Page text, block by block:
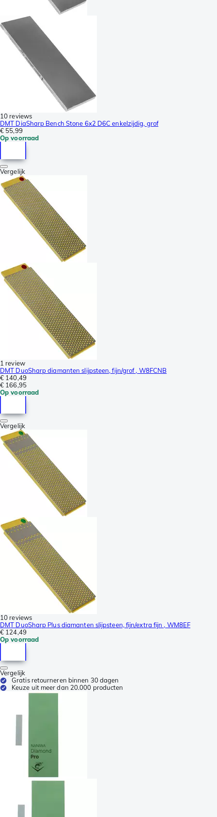
10 reviews
DMT DiaSharp Bench Stone 6x2 D6C enkelzijdig, grof
€ 55,99
Op voorraad
Vergelijk
1 review
DMT DuoSharp diamanten slijpsteen, fijn/grof , W8FCNB
€ 140,49
€ 166,95
Op voorraad
Vergelijk
10 reviews
DMT DuoSharp Plus diamanten slijpsteen, fijn/extra fijn , WM8EF
€ 124,49
Op voorraad
Vergelijk
Gratis retourneren binnen 30 dagen
Keuze uit meer dan 20.000 producten